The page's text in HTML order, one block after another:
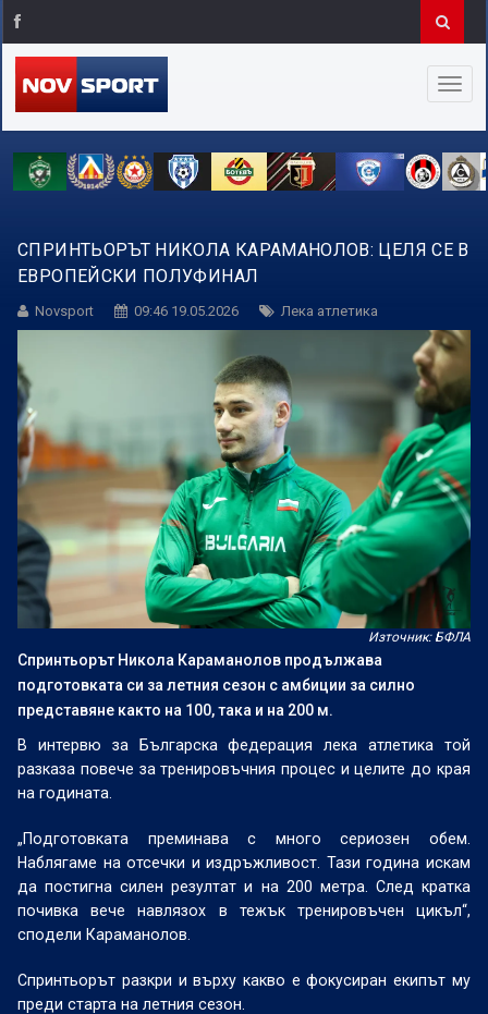
СПРИНТЬОРЪТ НИКОЛА КАРАМАНОЛОВ: ЦЕЛЯ СЕ В
ЕВРОПЕЙСКИ ПОЛУФИНАЛ
Novsport 09:46 19.05.2026 Лека атлетика
Източник: БФЛА
Спринтьорът Никола Караманолов продължава
подготовката си за летния сезон с амбиции за силно
представяне както на 100, така и на 200 м.
В интервю за Българска федерация лека атлетика той
разказа повече за тренировъчния процес и целите до края
на годината.
„Подготовката преминава с много сериозен обем.
Наблягаме на отсечки и издръжливост. Тази година искам
да постигна силен резултат и на 200 метра. След кратка
почивка вече навлязох в тежък тренировъчен цикъл“,
сподели Караманолов.
Спринтьорът разкри и върху какво е фокусиран екипът му
преди старта на летния сезон.